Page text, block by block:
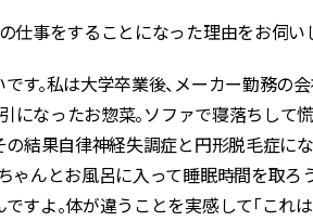
事をすることになった理由をお伺い
。私は大学卒業後、メーカー勤務の
になったお惣菜。ソファで寝落ちして
の結果自律神経失調症と円形脱毛症に
ゃんとお風呂に入って睡眠時間を取ろ
すよ。体が違うことを実感して「これ